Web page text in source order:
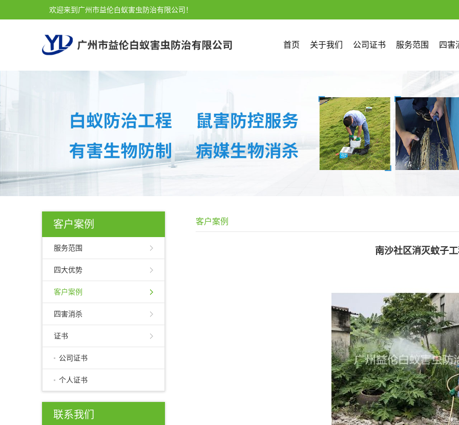
欢迎来到广州市益伦白蚁害虫防治有限公司！
首页 关于我们 公司证书 服务范围 四害
客户案例
服务范围
四大优势
客户案例
四害消杀
证书
公司证书
个人证书
联系我们
客户案例
南沙社区消灭蚊子